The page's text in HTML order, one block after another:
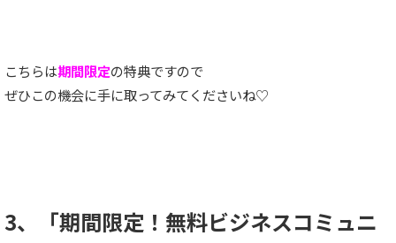
こちらは期間限定の特典ですので
ぜひこの機会に手に取ってみてくださいね♡
3、「期間限定！無料ビジネスコミュニ